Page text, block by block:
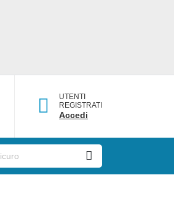
UTENTI
REGISTRATI
Accedi